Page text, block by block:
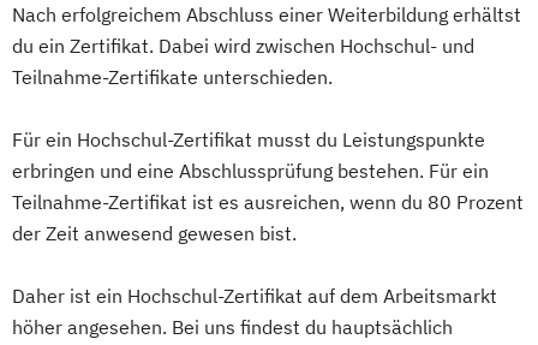
Nach erfolgreichem Abschluss einer Weiterbildung erhältst
du ein Zertifikat. Dabei wird zwischen Hochschul- und
Teilnahme-Zertifikate unterschieden.
Für ein Hochschul-Zertifikat musst du Leistungspunkte
erbringen und eine Abschlussprüfung bestehen. Für ein
Teilnahme-Zertifikat ist es ausreichen, wenn du 80 Prozent
der Zeit anwesend gewesen bist.
Daher ist ein Hochschul-Zertifikat auf dem Arbeitsmarkt
höher angesehen. Bei uns findest du hauptsächlich